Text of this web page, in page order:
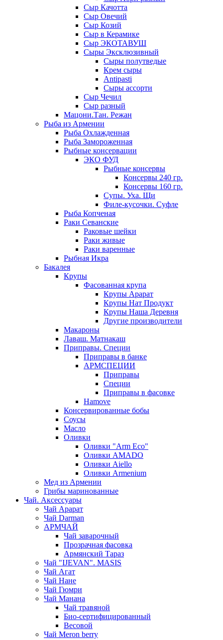
Сыр Качотта
Сыр Овечий
Сыр Козий
Сыр в Керамике
Сыр ЭКОТАВУШ
Сыры Эксклюзивный
Сыры полутведые
Крем сыры
Antipasti
Сыры ассорти
Сыр Чечил
Сыр разный
Мацони.Тан. Режан
Рыба из Армении
Рыба Охлажденная
Рыба Замороженная
Рыбные консервации
ЭКО ФУД
Рыбные консервы
Консервы 240 гр.
Консервы 160 гр.
Супы. Уха. Щи
Филе-кусочки. Суфле
Рыба Копченая
Раки Севанские
Раковые шейки
Раки живые
Раки варенные
Рыбная Икра
Бакалея
Крупы
Фасованная крупа
Крупы Арарат
Крупы Нат Продукт
Крупы Наша Деревня
Другие производители
Макароны
Лаваш. Матнакаш
Приправы. Специи
Приправы в банке
АРМСПЕЦИИ
Приправы
Специи
Приправы в фасовке
Hamove
Консервированные бобы
Соусы
Масло
Оливки
Оливки "Arm Eco"
Оливки AMADO
Оливки Aiello
Оливки Armenium
Мед из Армении
Грибы маринованные
Чай. Аксессуары
Чай Арарат
Чай Darman
АРМЧАЙ
Чай заварочный
Прозрачная фасовка
Армянский Тараз
Чай "IJEVAN". MASIS
Чай Агат
Чай Нане
Чай Гюмри
Чай Манана
Чай травяной
Био-сертифицированный
Весовой
Чай Meron berry